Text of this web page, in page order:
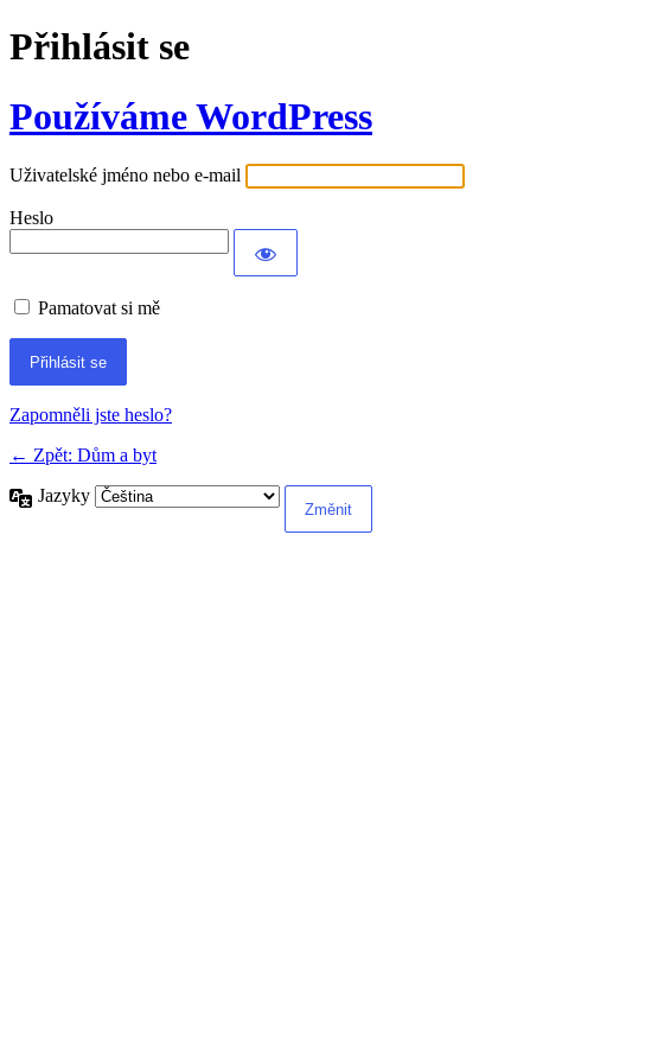
Přihlásit se
Používáme WordPress
Uživatelské jméno nebo e-mail
Heslo
Pamatovat si mě
Alternative:
Zapomněli jste heslo?
← Zpět: Dům a byt
Jazyky